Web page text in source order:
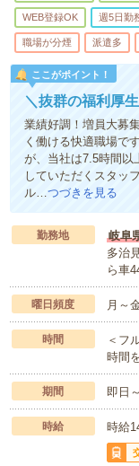
WEB登録OK 週5日勤
職場が分煙 派遣多
ここがポイント！
＼抜群の福利厚
業績好調！増員大募
く働ける快適職場で
が、当社は7.5時間以
していただくスタッ
ル…つづきを見る
勤務地 岐阜
多治
ら車
曜日頻度 月～
時間
＜フ
時間
期間 即日
時給 時給